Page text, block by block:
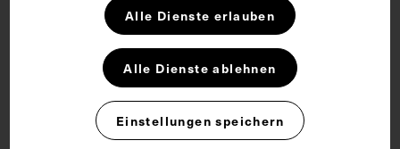
Bildmaß 24,9 x 69,8 cm
Schlagwörter
Medizinische Ausbildung
Alle Dienste erlauben
Alle Dienste ablehnen
Einstellungen speichern